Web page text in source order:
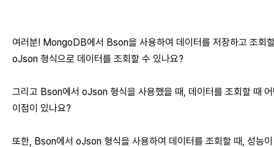
여러분! MongoDB에서 Bson을 사용하여 데이터를 저장하고 조회
oJson 형식으로 데이터를 조회할 수 있나요?
그리고 Bson에서 oJson 형식을 사용했을 때, 데이터를 조회할 때
이점이 있나요?
또한, Bson에서 oJson 형식을 사용하여 데이터를 조회할 때, 성능